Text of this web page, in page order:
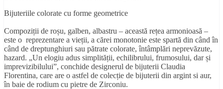
Bijuteriile colorate cu forme geometrice
Compoziții de roșu, galben, albastru – această rețea armonioasă –
este o reprezentare a vieții, a cărei monotonie este spartă din când în
când de dreptunghiuri sau pătrate colorate, întâmplări neprevăzute,
hazard. „Un elogiu adus simplității, echilibrului, frumosului, dar și
imprevizibilului”, conchide designerul de bijuterii Claudia
Florentina, care are o astfel de colecție de bijuterii din argint si aur,
în baie de rodium cu pietre de Zirconiu.